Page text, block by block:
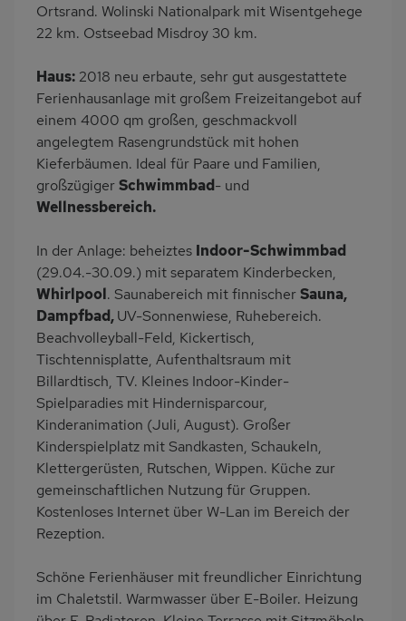
Herd (2 Platten)
Kühlschrank
Ruhige Lage
Babybett
Kinderhochstuhl
Spielzimmer
Nichtraucher
Freisitz im Garten
Wb/WC
Internet
Seniorenfreundlich
Terrassenmöbel
Induktionsherd
Kaffeemaschine
Erdgeschoss
Bettwäsche inklusive
Handtücher mietbar
Solarium
Ortsrand. Wolinski Nationalpark mit Wisentgehege
22 km. Ostseebad Misdroy 30 km.
Haus: 2018 neu erbaute, sehr gut ausgestattete
Ferienhausanlage mit großem Freizeitangebot auf
einem 4000 qm großen, geschmackvoll
angelegtem Rasengrundstück mit hohen
Kieferbäumen. Ideal für Paare und Familien,
großzügigerSchwimmbad- und
Wellnessbereich.
In der Anlage: beheiztes Indoor-Schwimmbad
(29.04.-30.09.) mit separatem Kinderbecken,
Whirlpool. Saunabereich mit finnischerSauna,
Dampfbad,UV-Sonnenwiese, Ruhebereich.
Beachvolleyball-Feld, Kickertisch,
Tischtennisplatte, Aufenthaltsraum mit
Billardtisch, TV. Kleines Indoor-Kinder-
Spielparadies mit Hindernisparcour,
Kinderanimation (Juli, August). Großer
Kinderspielplatz mit Sandkasten, Schaukeln,
Klettergerüsten, Rutschen, Wippen. Küche zur
gemeinschaftlichen Nutzung für Gruppen.
Kostenloses Internet über W-Lan im Bereich der
Rezeption.
Schöne Ferienhäuser mit freundlicher Einrichtung
im Chaletstil. Warmwasser über E-Boiler. Heizung